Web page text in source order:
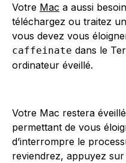
Votre Mac a aussi
téléchargez ou traitez
vous devez vous
caffeinate dans le
ordinateur éveillé.
Votre Mac restera
permettant de vous
d’interrompre le
reviendrez, appuyez